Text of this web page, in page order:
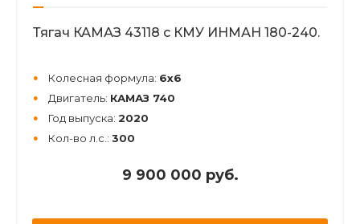
Тягач КАМАЗ 43118 с КМУ ИНМАН 180-240.
Колесная формула: 6х6
Двигатель: КАМАЗ 740
Год выпуска: 2020
Кол-во л.с.: 300
9 900 000 руб.